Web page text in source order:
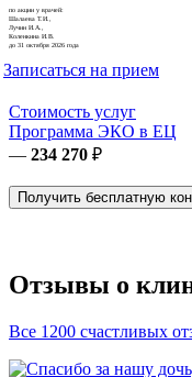
по акции у врачей:
Шалаева Т.И.,
Лучин И.А.,
Коленкина И.В.
до 31 октября 2026 года
Записаться на прием
Стоимость услуг
Программа ЭКО в ЕЦ
— 234 270 ₽
Получить бесплатную
Отзывы о
Все 1200 счастливых